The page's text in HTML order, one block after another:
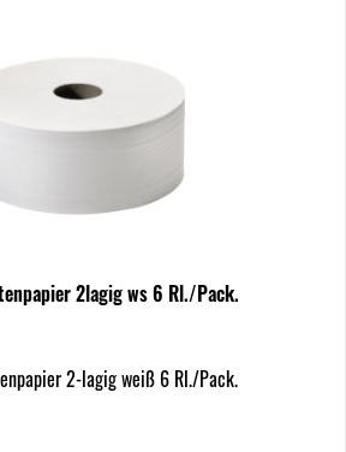
2lagig ws 6 Rl./Pack.
2-lagig weiß 6 Rl./Pack.